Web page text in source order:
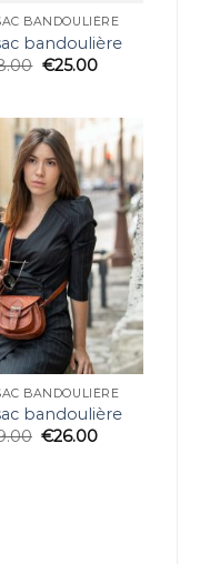
BANDOULIÈRE
bandoulière
€25.00
BANDOULIÈRE
bandoulière
€26.00